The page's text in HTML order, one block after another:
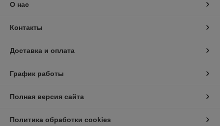
О нас
Контакты
Доставка и оплата
График работы
Полная версия сайта
Политика обработки cookies